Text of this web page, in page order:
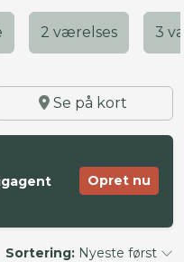
2 værelses 3
Se på kort
Opret nu
Sortering: Nyeste først